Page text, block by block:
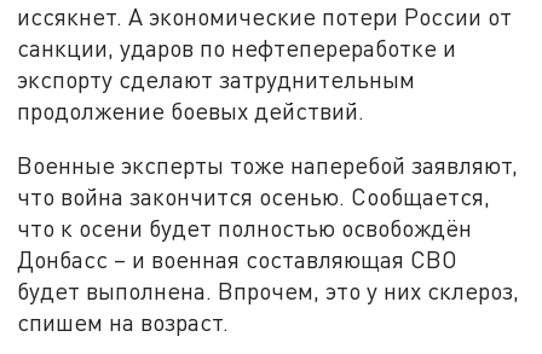
иссякнет. А экономические потери России от
санкции, ударов по нефтепереработке и
экспорту сделают затруднительным
продолжение боевых действий.
Военные эксперты тоже наперебой заявляют,
что война закончится осенью. Сообщается,
что к осени будет полностью освобождён
Донбасс – и военная составляющая СВО
будет выполнена. Впрочем, это у них склероз,
спишем на возраст.